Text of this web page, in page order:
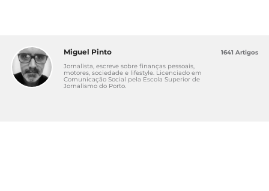
Miguel Pinto
Jornalista, escreve sobre finanças pessoais,
motores, sociedade e lifestyle. Licenciado em
Comunicação Social pela Escola Superior de
Jornalismo do Porto.
1641 Artigos